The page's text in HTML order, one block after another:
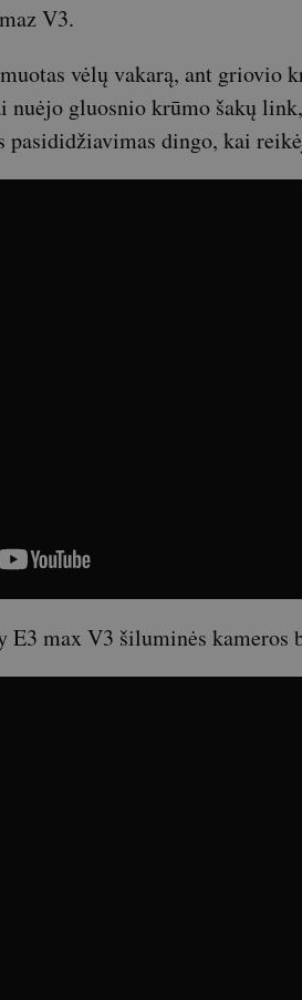
V3.
vėlų vakarą, ant griovio
nuėjo gluosnio krūmo šakų
dingo, kai
max V3 šiluminės kameros